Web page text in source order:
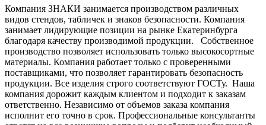
Компания ЗНАКИ занимается производством различных
видов стендов, табличек и знаков безопасности. Компания
занимает лидирующие позиции на рынке Екатеринбурга
благодаря качеству производимой продукции.
Собственное
производство позволяет использовать только высокосортные
материалы. Компания работает только с проверенными
поставщиками, что позволяет гарантировать безопасность
продукции. Все изделия строго соответствуют ГОСТу. Наша
компания дорожит каждым клиентом и подходит к заказам
ответственно. Независимо от объемов заказа компания
исполнит его точно в срок. Профессиональные консультанты